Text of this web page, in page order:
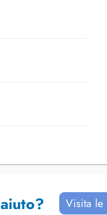
Visita le